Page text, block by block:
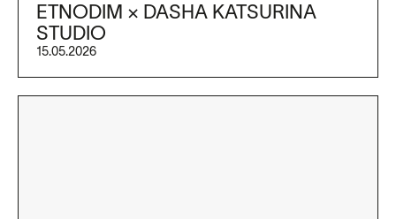
ETNODIM × DASHA KATSURINA
STUDIO
15.05.2026